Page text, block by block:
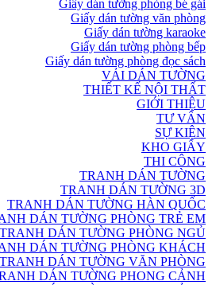
Giấy dán tường phòng bé gái
Giấy dán tường văn phòng
Giấy dán tường karaoke
Giấy dán tường phòng bếp
Giấy dán tường phòng đọc sách
VẢI DÁN TƯỜNG
THIẾT KẾ NỘI THẤT
GIỚI THIỆU
TƯ VẤN
SỰ KIỆN
KHO GIẤY
THI CÔNG
TRANH DÁN TƯỜNG
TRANH DÁN TƯỜNG 3D
TRANH DÁN TƯỜNG HÀN QUỐC
DÁN TƯỜNG PHÒNG TRẺ EM
TRANH DÁN TƯỜNG PHÒNG NGỦ
DÁN TƯỜNG PHÒNG KHÁCH
TRANH DÁN TƯỜNG VĂN PHÒNG
DÁN TƯỜNG PHONG CẢNH